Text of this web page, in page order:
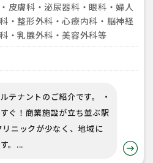
皮膚科・泌尿器科・眼科・婦人
・整形外科・心療内科・脳神経
・乳腺外科・美容外科等
テナントのご紹介です。 ・
ぐ！商業施設が立ち並ぶ駅
ニックが少なく、地域に
。...